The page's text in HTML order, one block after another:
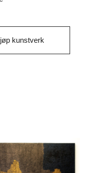
kunstverk